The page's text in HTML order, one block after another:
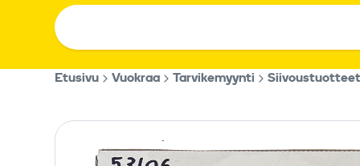
Etusivu Vuokraa Tarvikemyynti Siivoustuotteet